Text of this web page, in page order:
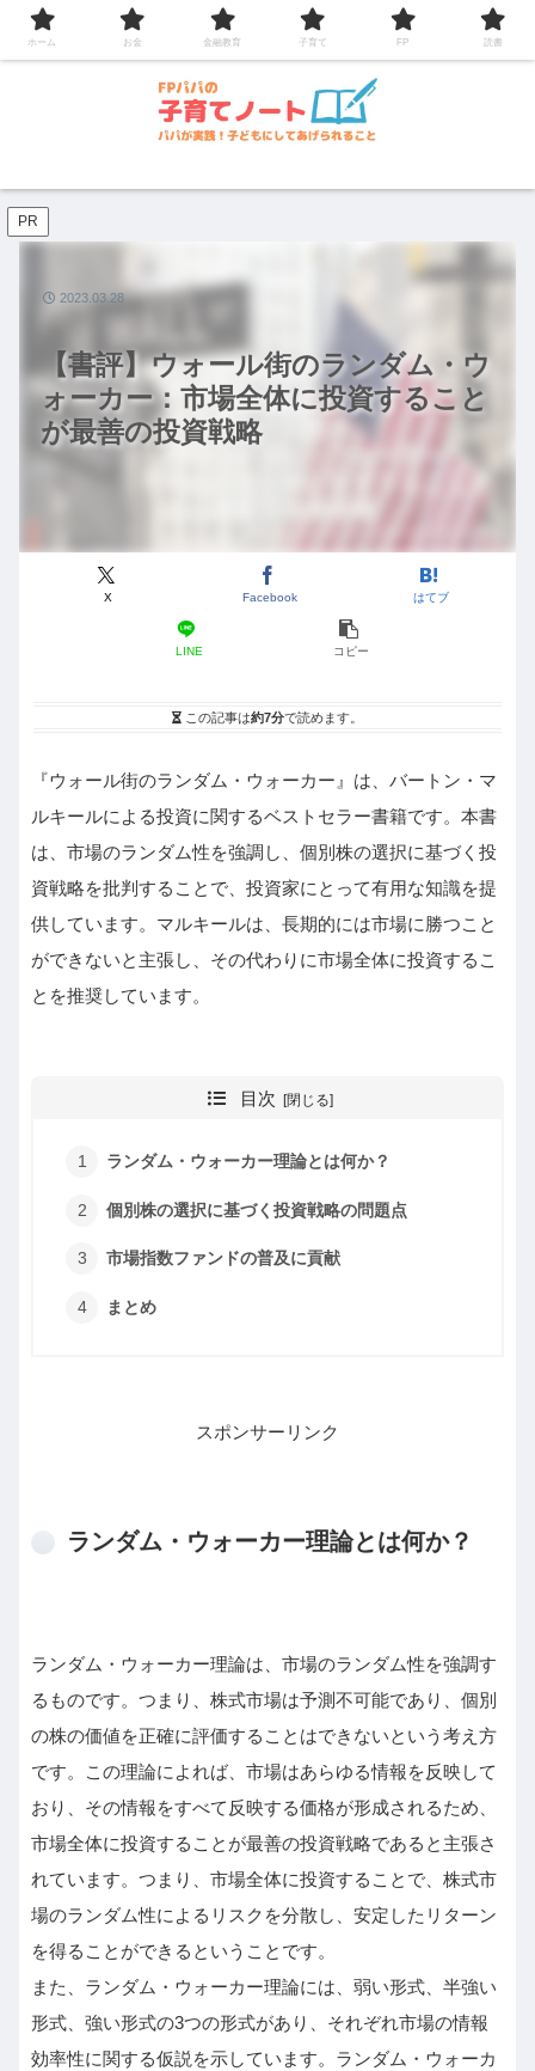
コンテンツへスキップ
PR
【書評】ウォール街のランダム・ウ
ォーカー：市場全体に投資すること
が最善の投資戦略
X Facebook はてブ
LINE コピー
2023.03.28
この記事は約7分で読めます。
『ウォール街のランダム・ウォーカー』は、バートン・マ
ルキールによる投資に関するベストセラー書籍です。本書
は、市場のランダム性を強調し、個別株の選択に基づく投
資戦略を批判することで、投資家にとって有用な知識を提
供しています。マルキールは、長期的には市場に勝つこと
ができないと主張し、その代わりに市場全体に投資するこ
とを推奨しています。
目次
ランダム・ウォーカー理論とは何か？
個別株の選択に基づく投資戦略の問題点
市場指数ファンドの普及に貢献
まとめ
スポンサーリンク
ランダム・ウォーカー理論とは何か？
ランダム・ウォーカー理論は、市場のランダム性を強調す
るものです。つまり、株式市場は予測不可能であり、個別
の株の価値を正確に評価することはできないという考え方
です。この理論によれば、市場はあらゆる情報を反映して
おり、その情報をすべて反映する価格が形成されるため、
市場全体に投資することが最善の投資戦略であると主張さ
れています。つまり、市場全体に投資することで、株式市
場のランダム性によるリスクを分散し、安定したリターン
を得ることができるということです。
また、ランダム・ウォーカー理論には、弱い形式、半強い
形式、強い形式の3つの形式があり、それぞれ市場の情報
効率性に関する仮説を示しています。ランダム・ウォーカ
ホーム お金 金融教育 子育て FP 読書